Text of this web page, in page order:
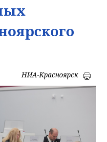
НИА-Красноярск